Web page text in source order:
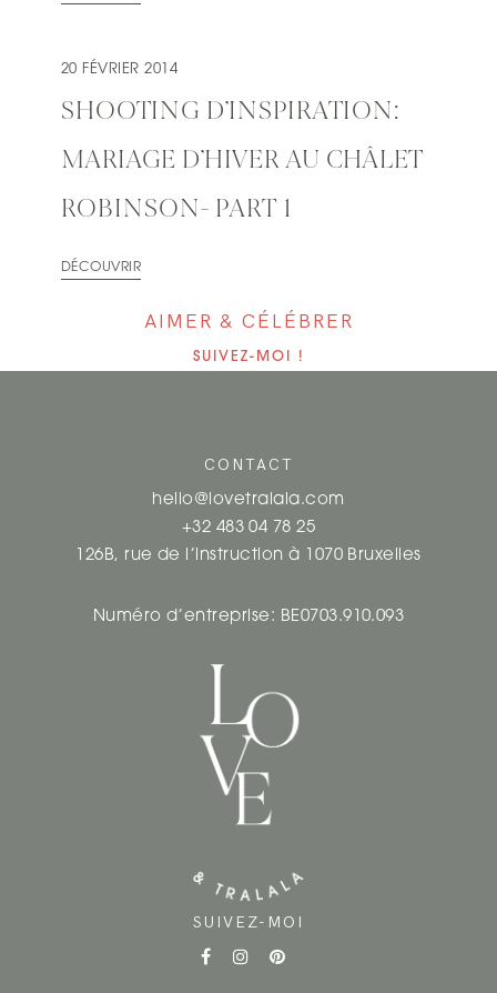
20 FÉVRIER 2014
SHOOTING D’INSPIRATION:
MARIAGE D’HIVER AU CHÂLET
ROBINSON- PART 1
DÉCOUVRIR
AIMER & CÉLÉBRER
SUIVEZ-MOI !
CONTACT
hello@lovetralala.com
+32 483 04 78 25
126B, rue de l’instruction à 1070 Bruxelles
Numéro d’entreprise: BE0703.910.093
SUIVEZ-MOI